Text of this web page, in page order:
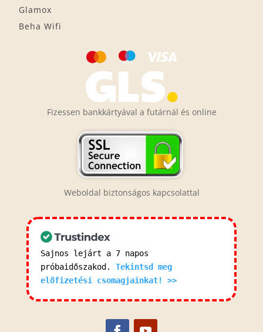
Glamox
Beha Wifi
Fizessen bankkártyával a futárnál és online
Weboldal biztonságos kapcsolattal
Sajnos lejárt a 7 napos
próbaidőszakod. Tekintsd meg
előfizetési csomagjainkat! >>